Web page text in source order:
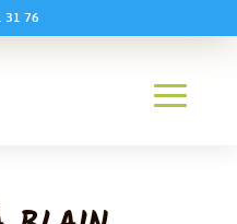
31 76